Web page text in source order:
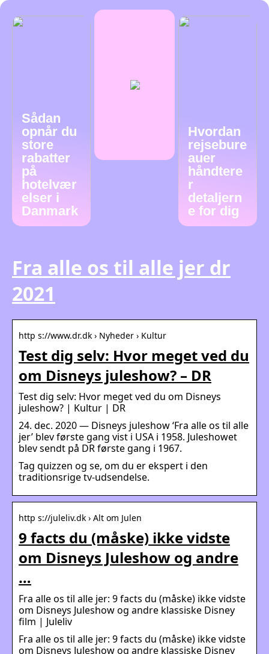
Sådan
opnår du
store
rabatter
på
hotelvær
elser i
Danmark
Hvordan
rejsebure
auer
håndtere
r
detaljern
e for dig
Fra alle os til alle jer dr
2021
http s://www.dr.dk › Nyheder › Kultur
Test dig selv: Hvor meget ved du
om Disneys juleshow? – DR
Test dig selv: Hvor meget ved du om Disneys
juleshow? | Kultur | DR
24. dec. 2020 — Disneys juleshow ‘Fra alle os til alle
jer’ blev første gang vist i USA i 1958. Juleshowet
blev sendt på DR første gang i 1967.
Tag quizzen og se, om du er ekspert i den
traditionsrige tv-udsendelse.
http s://juleliv.dk › Alt om Julen
9 facts du (måske) ikke vidste
om Disneys Juleshow og andre
…
Fra alle os til alle jer: 9 facts du (måske) ikke vidste
om Disneys Juleshow og andre klassiske Disney
film | Juleliv
Fra alle os til alle jer: 9 facts du (måske) ikke vidste
om Disneys Juleshow og andre klassiske Disney